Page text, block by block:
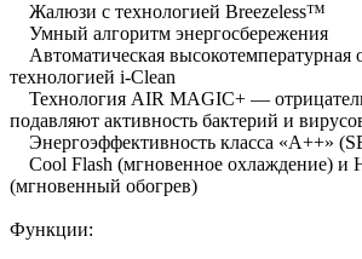
Жалюзи с технологией Breezeless™
Умный алгоритм энергосбережения
Автоматическая высокотемпературная
технологией i-Clean
Технология AIR MAGIC+ —
подавляют активность бактерий и
Энергоэффективность класса «А++»
Cool Flash (мгновенное охлаждение) и
(мгновенный обогрев)
Функции: